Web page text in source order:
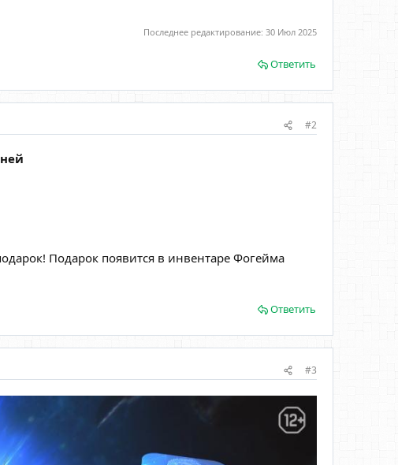
Последнее редактирование: 30 Июл 2025
Ответить
#2
Подарок появится в инвентаре Фогейма
Ответить
#3